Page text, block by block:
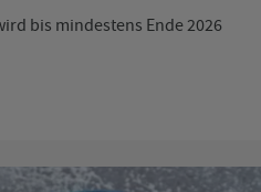
bis mindestens Ende 2026